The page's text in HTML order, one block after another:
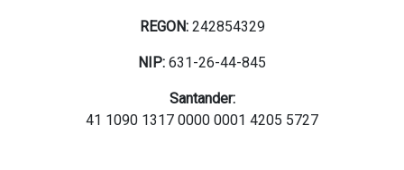
REGON:242854329
NIP: 631-26-44-845
Santander:
41 1090 1317 0000 0001 4205 5727